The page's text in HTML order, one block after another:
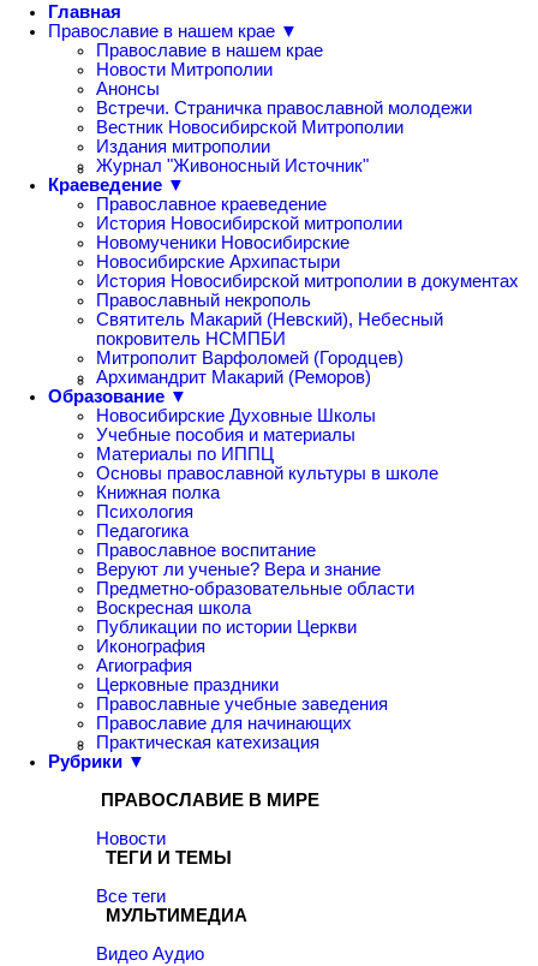
Главная
Православие в нашем крае ▼
Православие в нашем крае
Новости Митрополии
Анонсы
Встречи. Страничка православной молодежи
Вестник Новосибирской Митрополии
Издания митрополии
Журнал "Живоносный Источник"
Краеведение ▼
Православное краеведение
История Новосибирской митрополии
Новомученики Новосибирские
Новосибирские Архипастыри
История Новосибирской митрополии в документах
Православный некрополь
Святитель Макарий (Невский), Небесный
покровитель НСМПБИ
Митрополит Варфоломей (Городцев)
Архимандрит Макарий (Реморов)
Образование ▼
Новосибирские Духовные Школы
Учебные пособия и материалы
Материалы по ИППЦ
Основы православной культуры в школе
Книжная полка
Психология
Педагогика
Православное воспитание
Веруют ли ученые? Вера и знание
Предметно-образовательные области
Воскресная школа
Публикации по истории Церкви
Иконография
Агиография
Церковные праздники
Православные учебные заведения
Православие для начинающих
Практическая катехизация
Рубрики ▼
ПРАВОСЛАВИЕ В МИРЕ
Новости
ТЕГИ И ТЕМЫ
Все теги
МУЛЬТИМЕДИА
Видео Аудио